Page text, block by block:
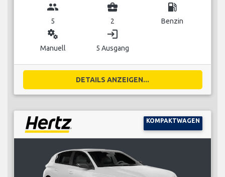
group
5
business_center
2
local_gas_station
Benzin
miscellaneous_services
Manuell
login
5 Ausgang
DETAILS ANZEIGEN...
KOMPAKTWAGEN